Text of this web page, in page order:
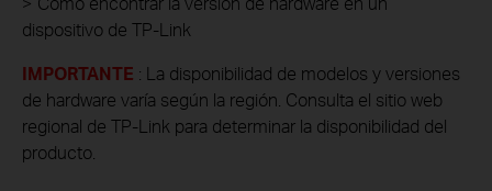
dispositivo de TP-Link
IMPORTANTE : La disponibilidad de modelos y versiones
de hardware varía según la región. Consulta el sitio web
regional de TP-Link para determinar la disponibilidad del
producto.